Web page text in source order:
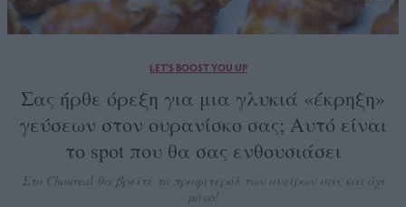
LET'S BOOST YOU UP
Σας ήρθε όρεξη για μια γλυκιά «έκρηξη»
γεύσεων στον ουρανίσκο σας; Αυτό είναι
το spot που θα σας ενθουσιάσει
Στο Choureal θα βρείτε το προφιτερόλ των ονείρων σας και όχι
μόνο!